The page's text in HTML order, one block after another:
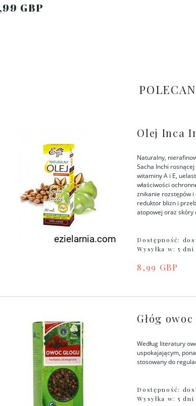
GBP
Olej Inca
Naturalny,
Sacha Inchi
witaminy A i E,
właściwości
znikanie rozstępów i
reduktor blizn i
atopowej oraz skóry
Dostępność:
Wysyłka w: 5 dni
8,99 GBP
Głóg owoc
Według literatury
uspokajającym,
stosowany do
Dostępność:
Wysyłka w: 5 dni